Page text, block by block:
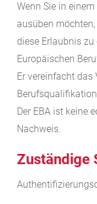
Wenn Sie in
ausüben
diese Erlaubnis zu
Europäischen
Er vereinfacht das
Der EBA ist keine
Nachweis.
Zuständige